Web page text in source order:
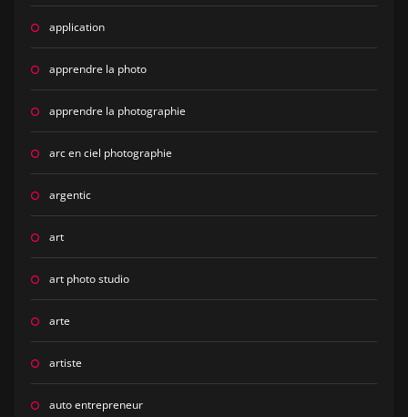
application
apprendre la photo
apprendre la photographie
arc en ciel photographie
argentic
art
art photo studio
arte
artiste
auto entrepreneur